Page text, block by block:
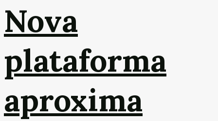
Nova
plataforma
aproxima